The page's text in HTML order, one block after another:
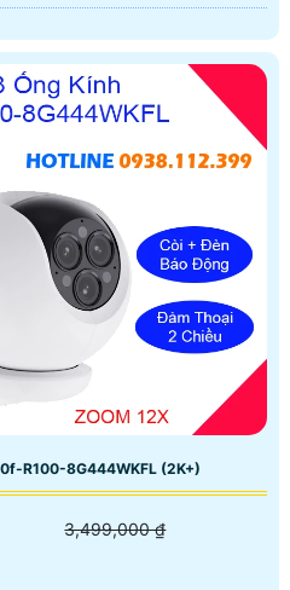
R100-8G444WKFL (2K+)
3,499,000 ₫